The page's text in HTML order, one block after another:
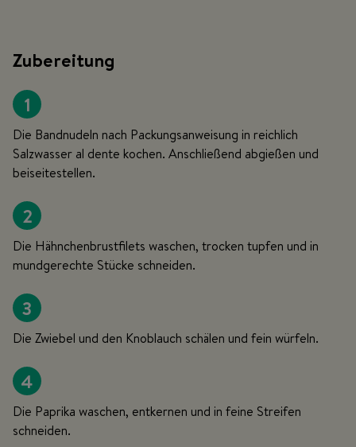
Zubereitung
1
Die Bandnudeln nach Packungsanweisung in reichlich
Salzwasser al dente kochen. Anschließend abgießen und
beiseitestellen.
2
Die Hähnchenbrustfilets waschen, trocken tupfen und in
mundgerechte Stücke schneiden.
3
Die Zwiebel und den Knoblauch schälen und fein würfeln.
4
Die Paprika waschen, entkernen und in feine Streifen
schneiden.